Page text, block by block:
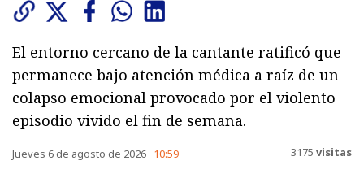
El entorno cercano de la cantante ratificó que
permanece bajo atención médica a raíz de un
colapso emocional provocado por el violento
episodio vivido el fin de semana.
Jueves 6 de agosto de 2026 10:59 3175 visitas